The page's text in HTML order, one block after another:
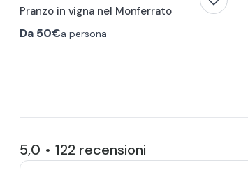
Pranzo in vigna nel Monferrato
Da 50€a persona
5,0 • 122 recensioni